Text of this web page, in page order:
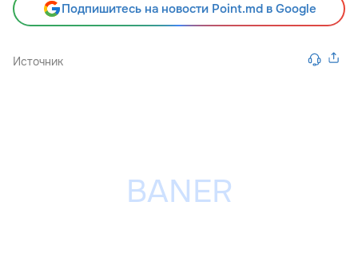
Подпишитесь на новости Point.md в Google
Источник